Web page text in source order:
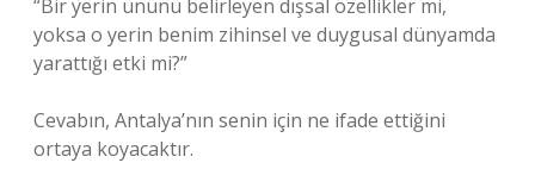
“Bir yerin ününü belirleyen dışsal özellikler mi,
yoksa o yerin benim zihinsel ve duygusal dünyamda
yarattığı etki mi?”
Cevabın, Antalya’nın senin için ne ifade ettiğini
ortaya koyacaktır.